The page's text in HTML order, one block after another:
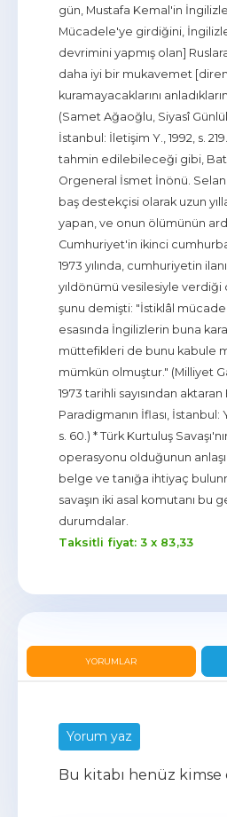
gün, Mustafa Kemal'in
Mücadele'ye girdiğini,
devrimini yapmış olan]
daha iyi bir mukavemet
kuramayacaklarını
(Samet Ağaoğlu, Siyasî
İstanbul: İletişim Y., 1992, s.
tahmin edilebileceği gibi,
Orgeneral İsmet İnönü.
baş destekçisi olarak uzun
yapan, ve onun ölümünün
Cumhuriyet'in ikinci
1973 yılında, cumhuriyetin
yıldönümü vesilesiyle
şunu demişti: "İstiklâl
esasında İngilizlerin buna
müttefikleri de bunu kabule
mümkün olmuştur." (Milliyet
1973 tarihli sayısından
Paradigmanın İflası, İstanbul:
s. 60.) * Türk Kurtuluş
operasyonu olduğunun
belge ve tanığa ihtiyaç
savaşın iki asal komutanı bu
durumdalar.
Taksitli fiyat: 3 x 83,33
YORUMLAR
Yorum yaz
Bu kitabı henüz